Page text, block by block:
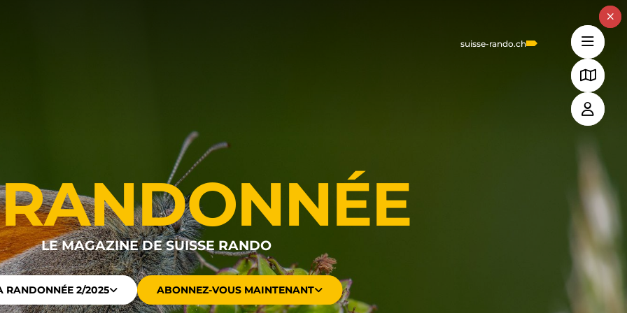
suisse-rando.ch
LE MAGAZINE DE SUISSE RANDO
RANDONNÉE 2/2025 ABONNEZ-VOUS MAINTENANT